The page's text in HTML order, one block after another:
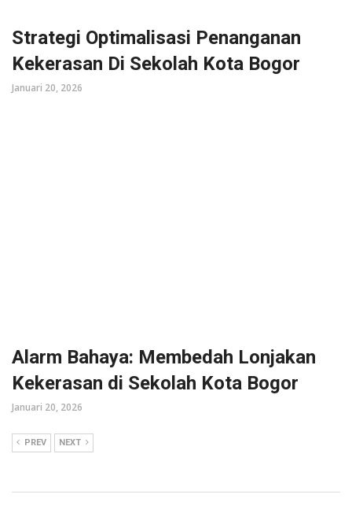
Strategi Optimalisasi Penanganan
Kekerasan Di Sekolah Kota Bogor
Januari 20, 2026
Alarm Bahaya: Membedah Lonjakan
Kekerasan di Sekolah Kota Bogor
Januari 20, 2026
PREV NEXT